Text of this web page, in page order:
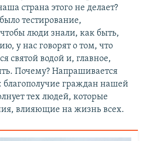
страна этого не делает?
тестирование,
люди знали, как быть,
у нас говорят о том, что
святой водой и, главное,
Почему? Напрашивается
благополучие граждан нашей
тех людей, которые
влияющие на жизнь всех.